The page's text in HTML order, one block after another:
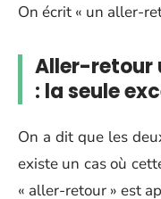
On écrit « un aller-
Aller-retour
: la seule
On a dit que les
existe un cas où
« aller-retour » est